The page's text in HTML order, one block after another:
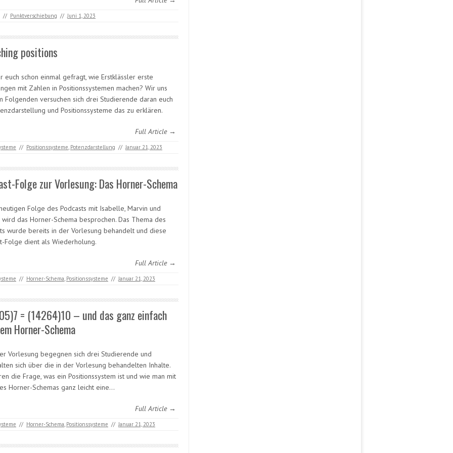
// Punktverschiebung // Juni 1, 2023
positions
euch schon einmal gefragt, wie Erstklässler erste
mit Zahlen in Positionssystemen machen? Wir uns
Folgenden versuchen sich drei Studierende daran euch
und Positionssysteme das zu erklären.
Full Article →
// Positionssysteme, Potenzdarstellung // Januar 21, 2023
Folge zur Vorlesung: Das Horner-Schema
Folge des Podcasts mit Isabelle, Marvin und
das Horner-Schema besprochen. Das Thema des
wurde bereits in der Vorlesung behandelt und diese
Folge dient als Wiederholung.
Full Article →
// Horner-Schema, Positionssysteme // Januar 21, 2023
= (14264)10 – und das ganz einfach
Horner-Schema
Vorlesung begegnen sich drei Studierende und
sich über die in der Vorlesung behandelten Inhalte.
die Frage, was ein Positionssystem ist und wie man mit
Horner-Schemas ganz leicht eine…
Full Article →
// Horner-Schema, Positionssysteme // Januar 21, 2023